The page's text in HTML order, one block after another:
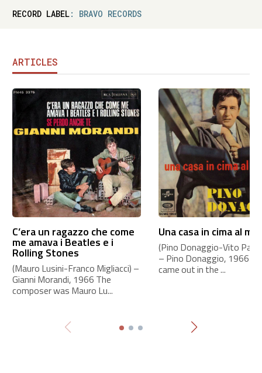
RECORD LABEL: BRAVO RECORDS
ARTICLES
C’era un ragazzo che come
me amava i Beatles e i
Rolling Stones
(Mauro Lusini-Franco Migliacci) –
Gianni Morandi, 1966 The
composer was Mauro Lu...
Una casa in cima al
(Pino Donaggio-Vito
– Pino Donaggio, 1966
came out in the ...